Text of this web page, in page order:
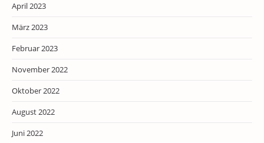
April 2023
März 2023
Februar 2023
November 2022
Oktober 2022
August 2022
Juni 2022